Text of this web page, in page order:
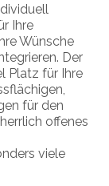
Ihre
Wünsche
Der
Platz für Ihre
für den
offenes
viele